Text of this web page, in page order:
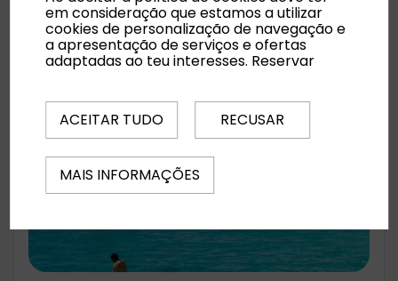
em consideração que estamos a utilizar
cookies de personalização de navegação e
a apresentação de serviços e ofertas
adaptadas ao teu interesses. Reservar
ACEITAR TUDO RECUSAR
MAIS INFORMAÇÕES